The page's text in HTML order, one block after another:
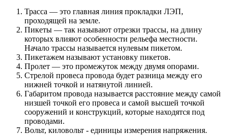
Трасса — это главная линия прокладки ЛЭП,
проходящей на земле.
Пикеты — так называют отрезки трассы, на длину
которых влияют особенности рельефа местности.
Начало трассы называется нулевым пикетом.
Пикетажем называют установку пикетов.
Пролет — это промежуток между двумя опорами.
Стрелой провеса провода будет разница между его
нижней точкой и натянутой линией.
Габаритом провода называется расстояние между самой
низшей точкой его провеса и самой высшей точкой
сооружений и конструкций, которые находятся под
проводами.
Вольт, киловольт - единицы измерения напряжения.